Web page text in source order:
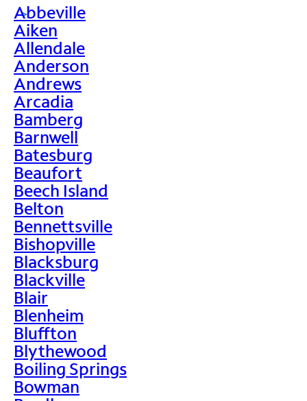
>
Abbeville
Aiken
Allendale
Anderson
Andrews
Arcadia
Bamberg
Barnwell
Batesburg
Beaufort
Beech Island
Belton
Bennettsville
Bishopville
Blacksburg
Blackville
Blair
Blenheim
Bluffton
Blythewood
Boiling Springs
Bowman